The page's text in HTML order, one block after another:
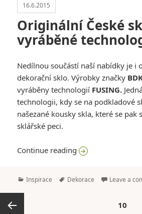
16.6.2015
Originální České
vyráběné
Nedílnou součástí naší nabídky je i
dekorační sklo. Výrobky značky
vyráběny technologií FUSING.
technologii, kdy se na podkladové
našezané kousky skla, které se pak
sklářské peci.
Continue readingOriginální České
Categories
Inspirace Tags
Dekorace Leave a
příspěvků
10